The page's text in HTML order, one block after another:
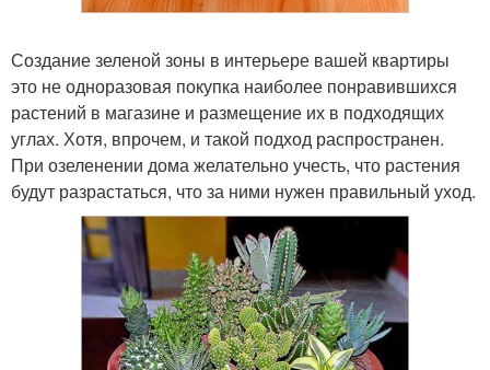
Создание зеленой зоны в интерьере вашей квартиры
это не одноразовая покупка наиболее понравившихся
растений в магазине и размещение их в подходящих
углах. Хотя, впрочем, и такой подход распространен.
При озеленении дома желательно учесть, что растения
будут разрастаться, что за ними нужен правильный уход.